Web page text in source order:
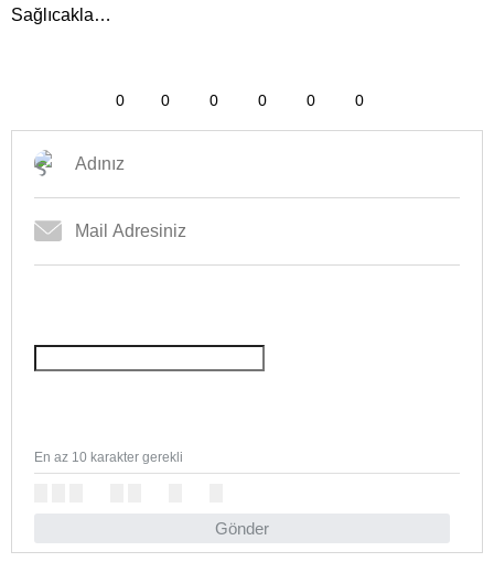
Sağlıcakla…
0 0 0 0 0 0
Gönder
En az 10 karakter gerekli